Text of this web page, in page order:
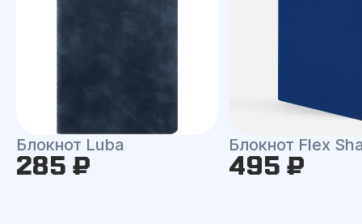
Блокнот Luba
285 ₽
Блокнот Flex
495 ₽